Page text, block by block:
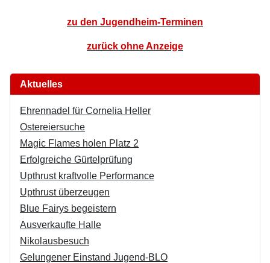
zu den Jugendheim-Terminen
zurück ohne Anzeige
Aktuelles
Ehrennadel für Cornelia Heller
Ostereiersuche
Magic Flames holen Platz 2
Erfolgreiche Gürtelprüfung
Upthrust kraftvolle Performance
Upthrust überzeugen
Blue Fairys begeistern
Ausverkaufte Halle
Nikolausbesuch
Gelungener Einstand Jugend-BLO